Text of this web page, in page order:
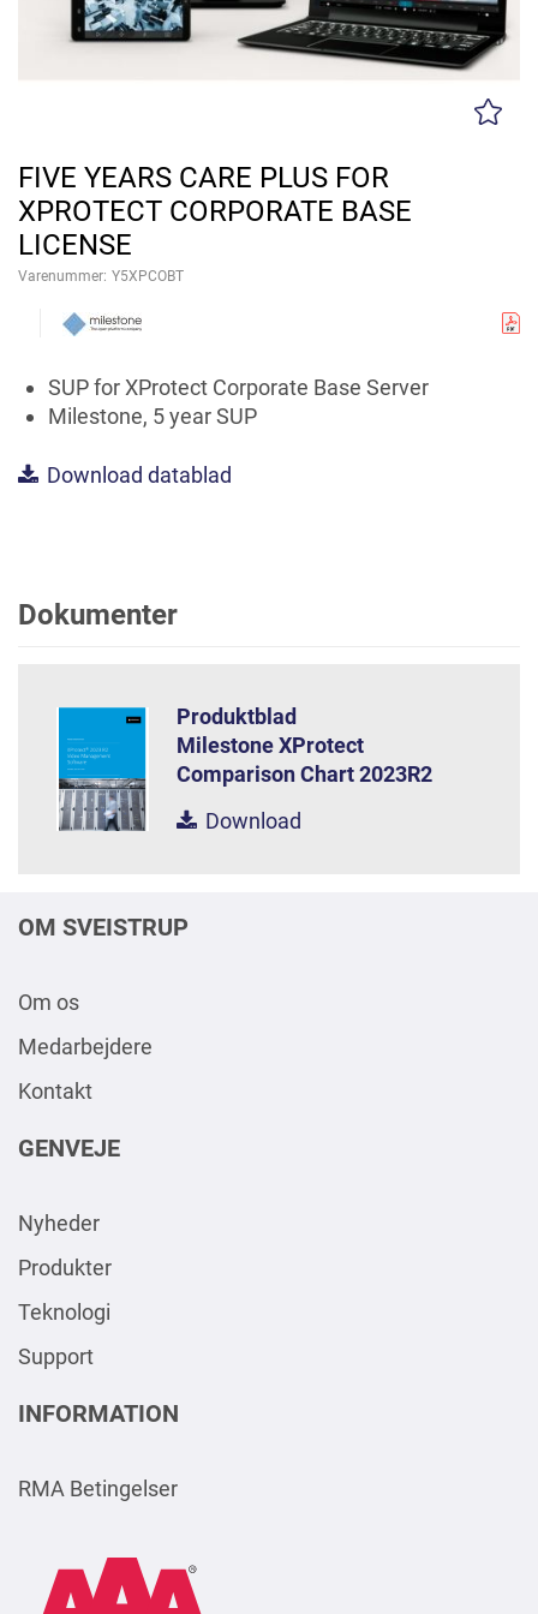
FIVE YEARS CARE PLUS FOR
XPROTECT CORPORATE BASE
LICENSE
Varenummer: Y5XPCOBT
SUP for XProtect Corporate Base Server
Milestone, 5 year SUP
Download datablad
Dokumenter
Produktblad
Milestone XProtect
Comparison Chart 2023R2
Download
OM SVEISTRUP
Om os
Medarbejdere
Kontakt
GENVEJE
Nyheder
Produkter
Teknologi
Support
INFORMATION
RMA Betingelser